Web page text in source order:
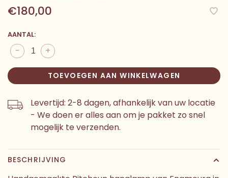
€180,00
AANTAL:
+
-
TOEVOEGEN AAN WINKELWAGEN
Levertijd: 2-8 dagen, afhankelijk van uw locatie
- We doen er alles aan om je pakket zo snel
mogelijk te verzenden.
BESCHRIJVING